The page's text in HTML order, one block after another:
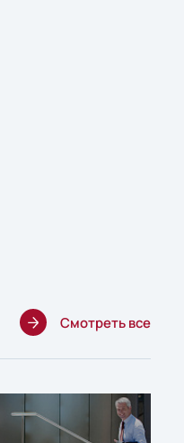
Смотреть все